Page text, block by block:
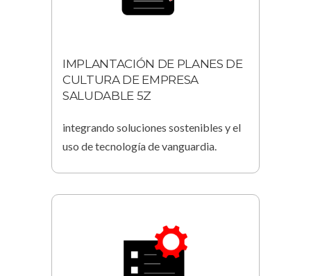
IMPLANTACIÓN DE PLANES DE
CULTURA DE EMPRESA
SALUDABLE 5Z
integrando soluciones sostenibles y el
uso de tecnología de vanguardia.